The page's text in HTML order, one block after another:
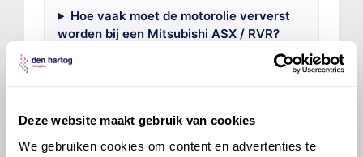
Deze website maakt gebruik van cookies
We gebruiken cookies om content en advertenties te
Hoe vaak moet de motorolie ververst
worden bij een Mitsubishi ASX / RVR?
beschikbaar?